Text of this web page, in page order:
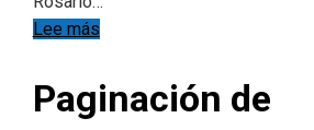
Lee más
Paginación de